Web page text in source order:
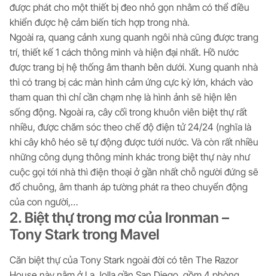
được phát cho một thiết bị đeo nhỏ gọn nhằm có thể điều
khiển được hệ cảm biến tích hợp trong nhà.
Ngoài ra, quang cảnh xung quanh ngôi nhà cũng được trang
trí, thiết kế 1 cách thông minh và hiện đại nhất. Hồ nước
được trang bị hệ thống âm thanh bên dưới. Xung quanh nhà
thì có trang bị các màn hình cảm ứng cực kỳ lớn, khách vào
tham quan thì chỉ cần chạm nhẹ là hình ảnh sẽ hiện lên
sống động. Ngoài ra, cây cối trong khuôn viên biệt thự rất
nhiều, được chăm sóc theo chế độ điện tử 24/24 (nghĩa là
khi cây khô héo sẽ tự động được tưới nước. Và còn rất nhiều
những công dụng thông minh khác trong biệt thự này như
cuộc gọi tới nhà thì điện thoại ở gần nhất chỗ người đứng sẽ
đổ chuông, âm thanh áp tường phát ra theo chuyển động
của con người,…
2. Biệt thự trong mơ của Ironman –
Tony Stark trong Mavel
Căn biệt thự của Tony Stark ngoài đời có tên The Razor